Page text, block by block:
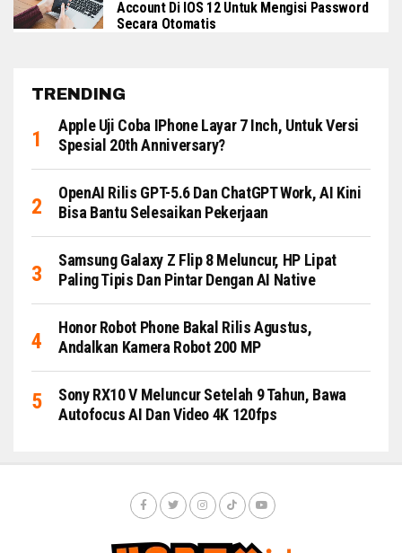
Account Di IOS 12 Untuk Mengisi Password
Secara Otomatis
TRENDING
Apple Uji Coba IPhone Layar 7 Inch, Untuk Versi
Spesial 20th Anniversary?
OpenAI Rilis GPT-5.6 Dan ChatGPT Work, AI Kini
Bisa Bantu Selesaikan Pekerjaan
Samsung Galaxy Z Flip 8 Meluncur, HP Lipat
Paling Tipis Dan Pintar Dengan AI Native
Honor Robot Phone Bakal Rilis Agustus,
Andalkan Kamera Robot 200 MP
Sony RX10 V Meluncur Setelah 9 Tahun, Bawa
Autofocus AI Dan Video 4K 120fps